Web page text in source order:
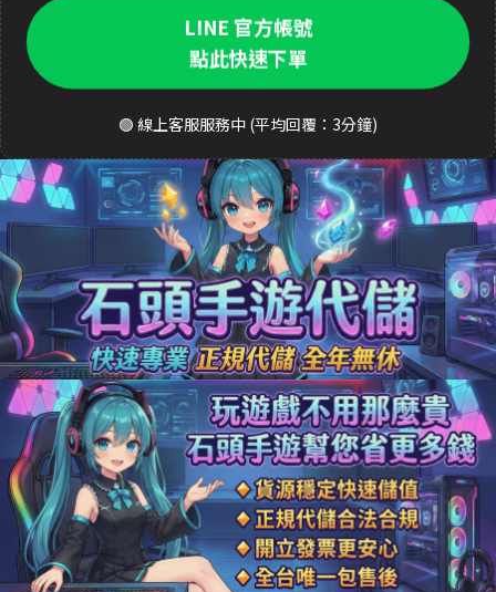
4分鐘前 張**凱 購買了 490元 週禮包
6分鐘前 a**123 購買了 3290元 禮包
8分鐘前 S**ea 購買了 3290元 禮包 交易成功
9分鐘前 吳**宏 購買了 1690元 豪華禮包 交易成功
10分鐘前 m**ky 購買了 33元 銅板禮包 交易成功
12分鐘前 李**芬 購買了 990元 成長禮包 交易成功
15分鐘前 J**son 購買了 3290元 禮包 交易成功
18分鐘前 劉**瑄 購買了 170元 限時禮包 交易成功
20分鐘前 T**y_L 購買了 2990元 節日禮包 交易成功
22分鐘前 蔡**文 購買了 33元 銅板禮包 交易成功
25分鐘前 H**nry 購買了 490元 特惠禮包 交易成功
28分鐘前 黃**傑 購買了 1690元 禮包 交易成功
LINE 官方帳號
點此快速下單
🟢 線上客服服務中 (平均回覆：3分鐘)